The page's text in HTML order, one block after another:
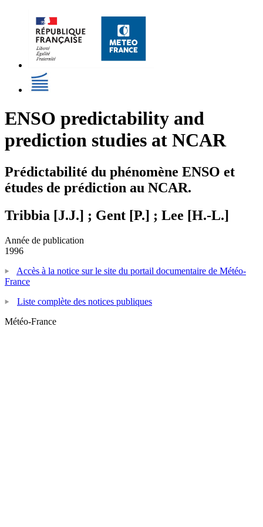
ENSO predictability and
prediction studies at NCAR
Prédictabilité du phénomène ENSO et
études de prédiction au NCAR.
Tribbia [J.J.] ; Gent [P.] ; Lee [H.-L.]
Année de publication
1996
Accès à la notice sur le site du portail documentaire de Météo-
France
Liste complète des notices publiques
Météo-France